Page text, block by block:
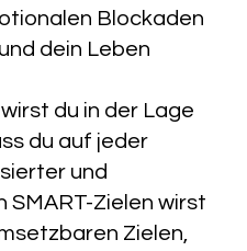
Blockaden
dein Leben
du in der Lage
du auf jeder
und
Zielen wirst
Zielen,